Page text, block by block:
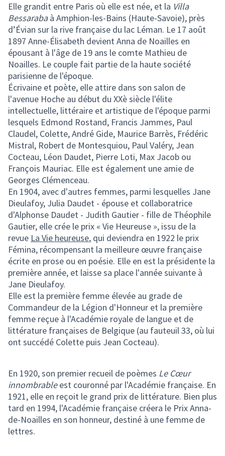
Elle grandit entre Paris où elle est née, et la Villa
Bessarabaà Amphion-les-Bains (Haute-Savoie), près
d’Évian sur la rive française du lac Léman. Le 17 août
1897 Anne-Élisabeth devient Anna de Noailles en
épousant à l'âge de 19 ans le comte Mathieu de
Noailles. Le couple fait partie de la haute société
parisienne de l'époque.
Écrivaine et poète, elle attire dans son salon de
l'avenue Hoche au début du XXè siècle l'élite
intellectuelle, littéraire et artistique de l'époque parmi
lesquels Edmond Rostand, Francis Jammes, Paul
Claudel, Colette, André Gide, Maurice Barrès, Frédéric
Mistral, Robert de Montesquiou, Paul Valéry, Jean
Cocteau, Léon Daudet, Pierre Loti, Max Jacob ou
François Mauriac. Elle est également une amie de
Georges Clémenceau.
En 1904, avec d'autres femmes, parmi lesquelles Jane
Dieulafoy, Julia Daudet - épouse et collaboratrice
d'Alphonse Daudet - Judith Gautier - fille de Théophile
Gautier, elle crée le prix « Vie Heureuse », issu de la
revue La Vie heureuse, qui deviendra en 1922 le prix
Fémina, récompensant la meilleure œuvre française
écrite en prose ou en poésie. Elle en est la présidente la
première année, et laisse sa place l'année suivante à
Jane Dieulafoy.
Elle est la première femme élevée au grade de
Commandeur de la Légion d'Honneur et la première
femme reçue à l'Académie royale de langue et de
littérature françaises de Belgique (au fauteuil 33, où lui
ont succédé Colette puis Jean Cocteau).
En 1920, son premier recueil de poèmes Le Cœur
innombrableest couronné par l'Académie française. En
1921, elle en reçoit le grand prix de littérature. Bien plus
tard en 1994, l'Académie française créera le Prix Anna-
de-Noailles en son honneur, destiné à une femme de
lettres.